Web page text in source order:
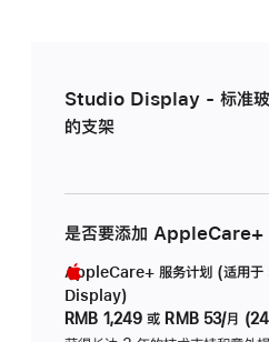
Studio Display - 标准玻
的支架
是否要添加 AppleCare+
AppleCare+ 服务计划 (适用
Display)
RMB 1,249 或 RMB 53/月